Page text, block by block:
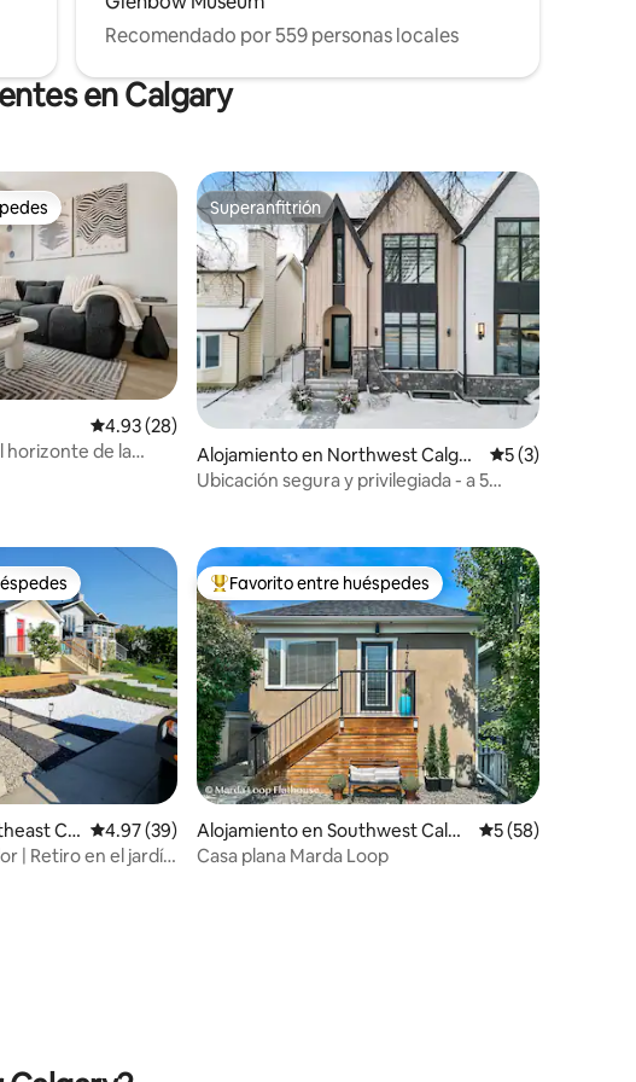
Recomendado por 559 personas locales
en Calgary
reseñas
Calificación promedio: 4.93 de 5, 28 reseñas
4.93 (28)
horizonte de la
Superanfitrión
Superanfitrión
Alojamiento en Northwest Calgar
y
Calificación
5 (3)
Ubicación segura y privilegiada - a 5
reseñas
preferido
Cal Calificación promedio: 4.97 de 5, 39 reseñas
4.97 (39)
| Retiro en el jardín
Favorito entre huéspedes preferido
Favorito entre huéspedes
Alojamiento en Southwest Calga
ry
Calificación
5 (58)
Casa plana Marda Loop